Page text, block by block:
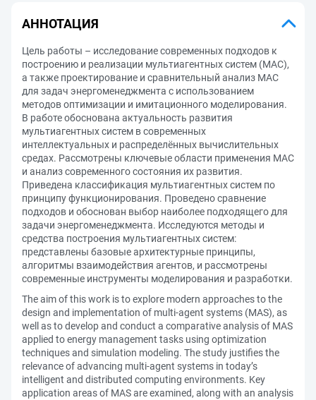
АННОТАЦИЯ
Цель работы – исследование современных подходов к
построению и реализации мультиагентных систем (МАС),
а также проектирование и сравнительный анализ МАС
для задач энергоменеджмента с использованием
методов оптимизации и имитационного моделирования.
В работе обоснована актуальность развития
мультиагентных систем в современных
интеллектуальных и распределённых вычислительных
средах. Рассмотрены ключевые области применения МАС
и анализ современного состояния их развития.
Приведена классификация мультиагентных систем по
принципу функционирования. Проведено сравнение
подходов и обоснован выбор наиболее подходящего для
задачи энергоменеджмента. Исследуются методы и
средства построения мультиагентных систем:
представлены базовые архитектурные принципы,
алгоритмы взаимодействия агентов, и рассмотрены
современные инструменты моделирования и разработки.
The aim of this work is to explore modern approaches to the
design and implementation of multi-agent systems (MAS), as
well as to develop and conduct a comparative analysis of MAS
applied to energy management tasks using optimization
techniques and simulation modeling. The study justifies the
relevance of advancing multi-agent systems in today’s
intelligent and distributed computing environments. Key
application areas of MAS are examined, along with an analysis